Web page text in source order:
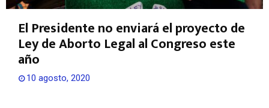
El Presidente no enviará el proyecto de
Ley de Aborto Legal al Congreso este
año
10 agosto, 2020